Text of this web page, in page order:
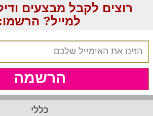
רוצים לקבל מבצעים
למייל? הרשמו:
הרשמה
כללי